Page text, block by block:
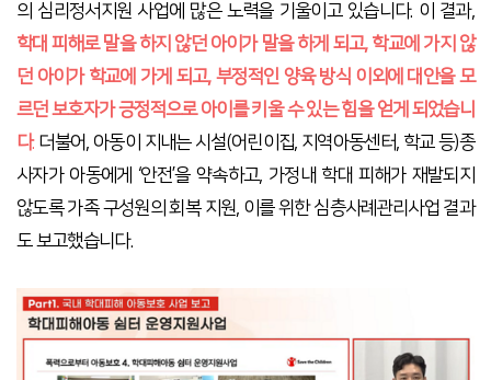
의 심리정서지원 사업에 많은 노력을 기울이고 있습니다. 이 결과,
학대 피해로 말을 하지 않던 아이가 말을 하게 되고, 학교에 가지 않
던 아이가 학교에 가게 되고,부정적인 양육 방식 이외에 대안을 모
르던 보호자가 긍정적으로 아이를 키울 수 있는 힘을 얻게 되었습니
다. 더불어, 아동이 지내는 시설(어린이집, 지역아동센터, 학교 등)종
사자가 아동에게 ‘안전’을 약속하고, 가정내 학대 피해가 재발되지
않도록 가족 구성원의 회복 지원, 이를 위한 심층사례관리사업 결과
도 보고했습니다.